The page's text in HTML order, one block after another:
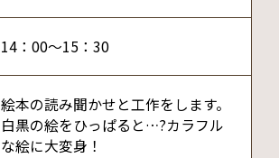
14：00～15：30
絵本の読み聞かせと工作をします。
白黒の絵をひっぱると…?カラフル
な絵に大変身！